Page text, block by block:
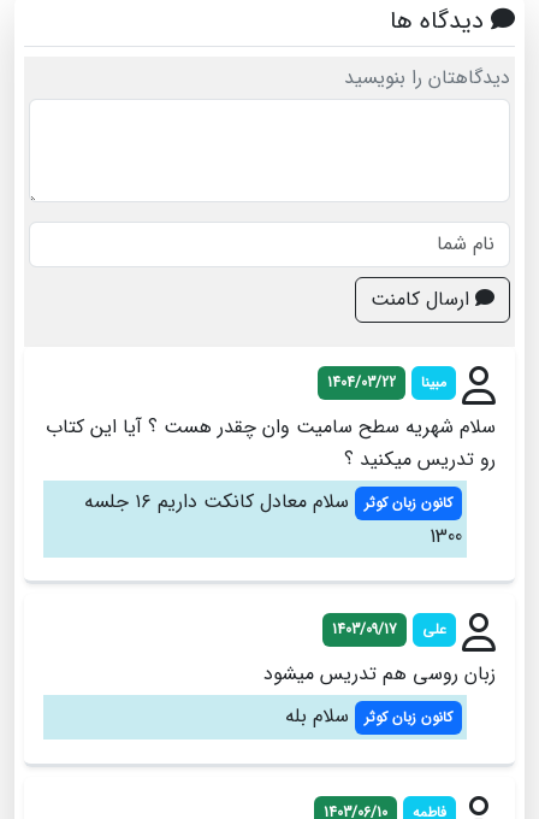
دیدگاه ها
دیدگاهتان را بنویسید
ارسال کامنت
مبینا 1404/03/22
سلام شهریه سطح سامیت وان چقدر هست ؟ آیا این کتاب
رو تدریس میکنید ؟
کانون زبان کوثر
سلام معادل کانکت داریم ۱۶ جلسه
1300
علی 1403/09/17
زبان روسی هم تدریس میشود
کانون زبان کوثر سلام بله
فاطمه 1403/06/10